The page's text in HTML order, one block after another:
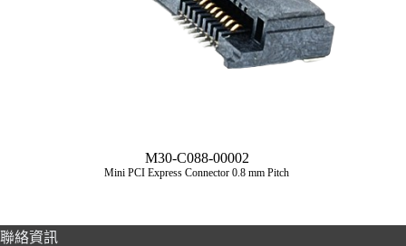
M30-C088-00002
Mini PCI Express Connector 0.8 mm Pitch
聯絡資訊